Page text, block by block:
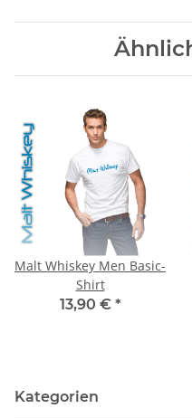
Malt Whiskey Men Basic-
Shirt
13,90 € *
Kategorien